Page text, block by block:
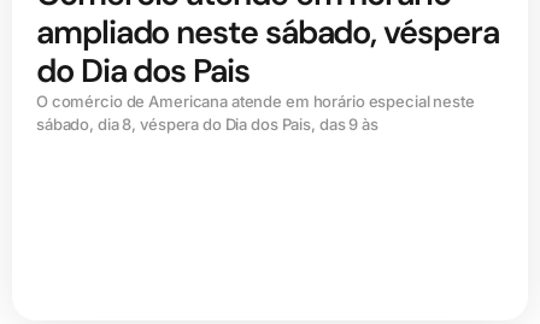
ampliado neste sábado, véspera
do Dia dos Pais
O comércio de Americana atende em horário especial neste
sábado, dia 8, véspera do Dia dos Pais, das 9 às